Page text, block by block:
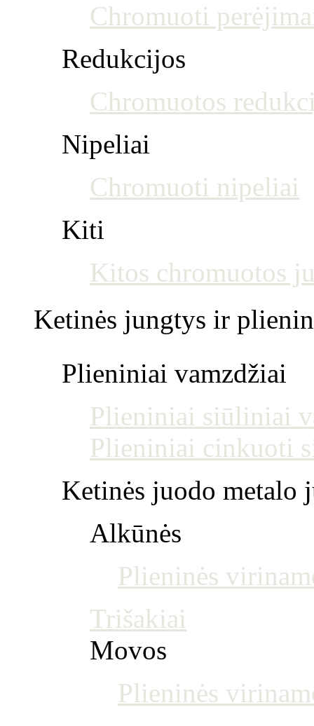
Chromuoti
Redukcijos
Chromuotos
Nipeliai
Chromuoti nipeliai
Kiti
Kitos chromuotos
Ketinės jungtys ir
Plieniniai vamzdžiai
Plieniniai siūliniai
Plieniniai cinkuoti
Ketinės juodo metalo
Alkūnės
Plieninės
Trišakiai
Movos
Plieninės